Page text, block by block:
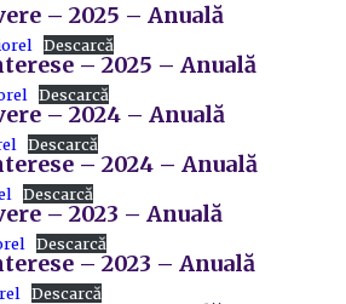
– 2025 – Anuală
Descarcă
– 2025 – Anuală
Descarcă
– 2024 – Anuală
Descarcă
– 2024 – Anuală
Descarcă
– 2023 – Anuală
Descarcă
– 2023 – Anuală
Descarcă